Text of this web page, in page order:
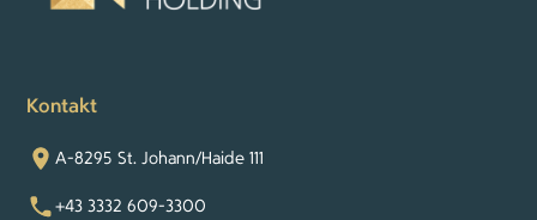
Kontakt
A-8295 St. Johann/Haide 111
+43 3332 609-3300